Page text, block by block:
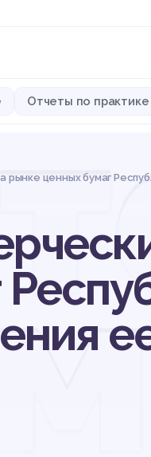
Отчеты по практике
рынке ценных бумаг